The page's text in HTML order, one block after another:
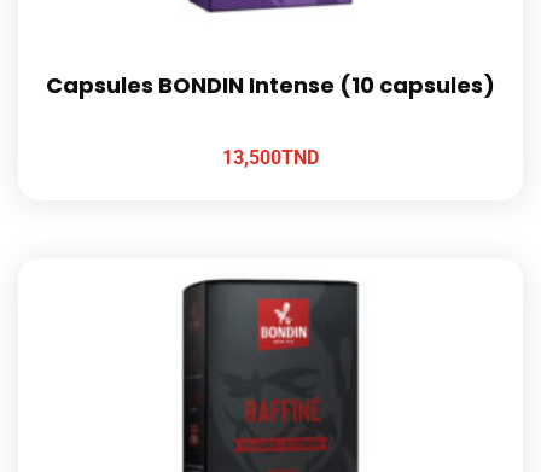
Capsules BONDIN Intense (10 capsules)
13,500TND